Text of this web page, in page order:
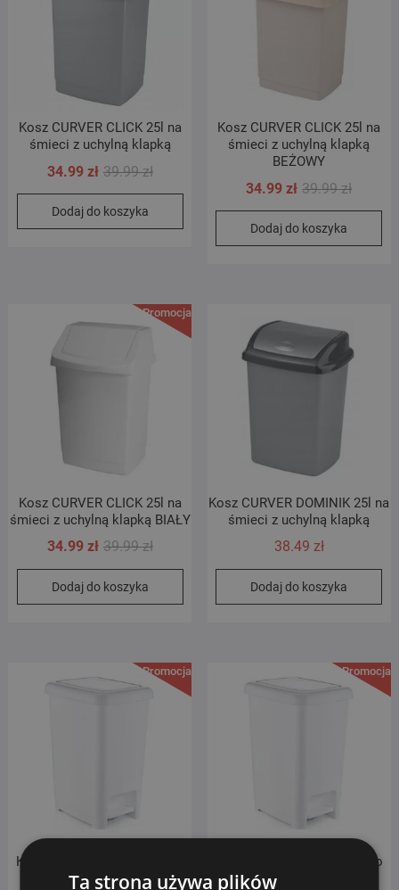
Kosz CURVER CLICK 25l na
śmieci z uchylną klapką
39.99złPierwotna
cena
39.99 zł.
34.99 zł
Aktualna
cena
34.99 zł.
Dodaj do koszyka
Kosz CURVER CLICK 25l na
śmieci z uchylną klapką
BEŻOWY
39.99zł
cena
39.99
34.99zł
cena
34.99
Dodaj do koszyka
Promocja!
Kosz CURVER CLICK 25l na
śmieci z uchylną klapką BIAŁY
39.99złPierwotna
cena
39.99 zł.
34.99 zł
Aktualna
cena
34.99 zł.
Dodaj do koszyka
Kosz CURVER DOMINIK 25l na
śmieci z uchylną klapką
38.49 zł
Dodaj do koszyka
Promocja!
Kosz SLIM 40l z pedałem do
segregacji śmieci | BIAŁY
Promocja!
Kosz SLIM 25l z pedałem do
segregacji śmieci | BIAŁY
Ta strona używa plików